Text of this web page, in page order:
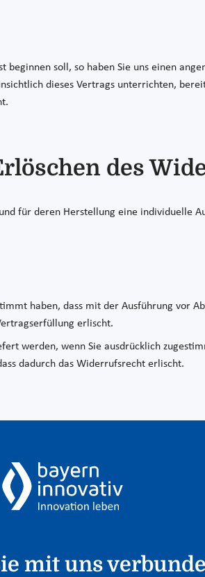
soll, so haben Sie uns einen
dieses Vertrags unterrichten,
des
für deren Herstellung eine individuelle
haben, dass mit der Ausführung vor
erlischt.
werden, wenn Sie ausdrücklich
dadurch das Widerrufsrecht erlischt.
mit uns